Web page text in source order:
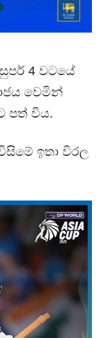
4 වටයේ
වෙමින්
පත් විය.
ඉතා විරල